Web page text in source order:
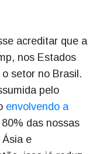
acreditar que a
nos Estados
setor no Brasil.
pelo
envolvendo a
80% das nossas
e